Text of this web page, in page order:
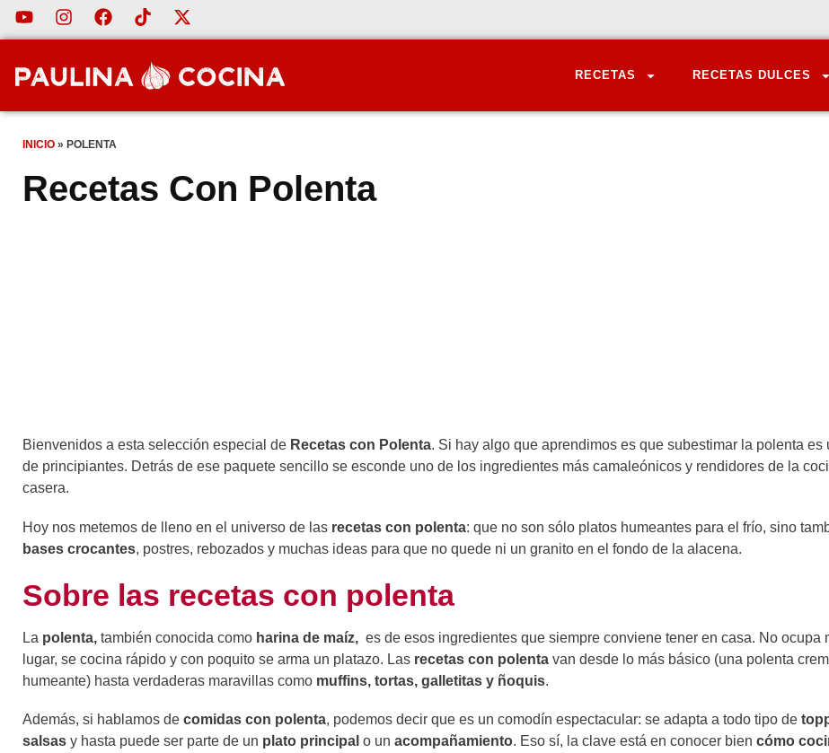
RECETAS RECETAS DULCES
INICIO » POLENTA
Recetas Con Polenta
Bienvenidos a esta selección especial de Recetas con Polenta. Si hay algo que aprendimos es que subestimar la polenta es
de principiantes. Detrás de ese paquete sencillo se esconde uno de los ingredientes más camaleónicos y rendidores de la
casera.
Hoy nos metemos de lleno en el universo de las recetas con polenta: que no son sólo platos humeantes para el frío, sino
bases crocantes, postres, rebozados y muchas ideas para que no quede ni un granito en el fondo de la alacena.
Sobre las recetas con polenta
La polenta, también conocida como harina de maíz, es de esos ingredientes que siempre conviene tener en casa. No ocupa
lugar, se cocina rápido y con poquito se arma un platazo. Las recetas con polenta van desde lo más básico (una polenta
humeante) hasta verdaderas maravillas como muffins, tortas, galletitas y ñoquis.
Además, si hablamos de comidas con polenta, podemos decir que es un comodín espectacular: se adapta a todo tipo de
salsas y hasta puede ser parte de un plato principal o un acompañamiento. Eso sí, la clave está en conocer bien cómo